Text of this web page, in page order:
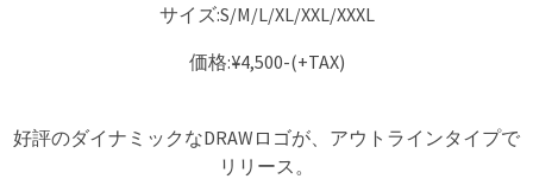
サイズ:S/M/L/XL/XXL/XXXL
価格:¥4,500-(+TAX)
好評のダイナミックなDRAWロゴが、アウトラインタイプで
リリース。